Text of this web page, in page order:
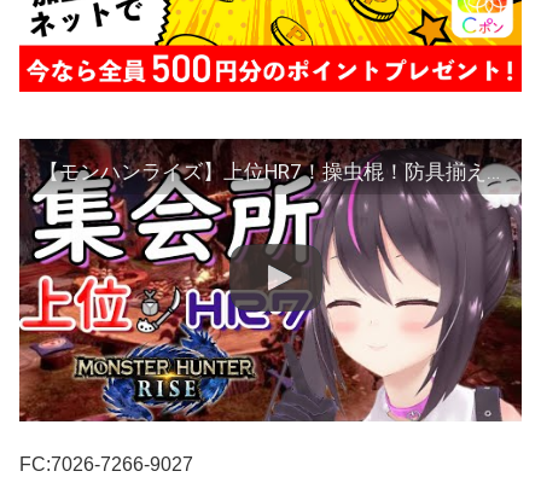
【モンハンライズ】上位HR7！操虫棍！防具揃えるために周回！
FC:7026-7266-9027